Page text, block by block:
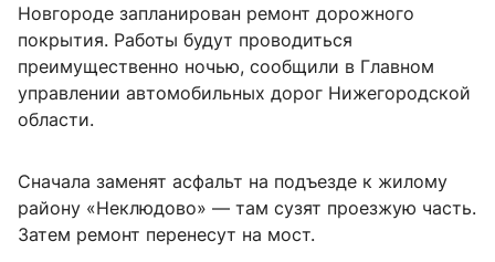
Новгороде запланирован ремонт дорожного
покрытия. Работы будут проводиться
преимущественно ночью, сообщили в Главном
управлении автомобильных дорог Нижегородской
области.
Сначала заменят асфальт на подъезде к жилому
району «Неклюдово» — там сузят проезжую часть.
Затем ремонт перенесут на мост.